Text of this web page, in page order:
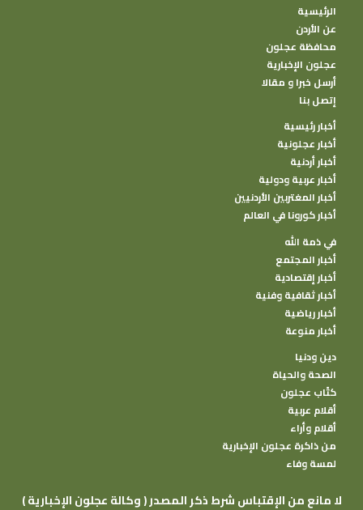
الرئيسية
عن الأردن
محافظة عجلون
عجلون الإخبارية
أرسل خبرا و مقالا
إتصل بنا
أخبار رئيسية
أخبار عجلونية
أخبار أردنية
أخبار عربية ودولية
أخبار المغتربين الأردنيين
أخبار كورونا في العالم
في ذمة الله
أخبار المجتمع
أخبار إقتصادية
أخبار ثقافية وفنية
أخبار رياضية
أخبار منوعة
دين ودنيا
الصحة والحياة
كتًاب عجلون
أقلام عربية
أقلام وأراء
من ذاكرة عجلون الإخبارية
لمسة وفاء
( وكالة عجلون الإخبارية ) لا مانع من الإقتباس شرط ذكر المصدر